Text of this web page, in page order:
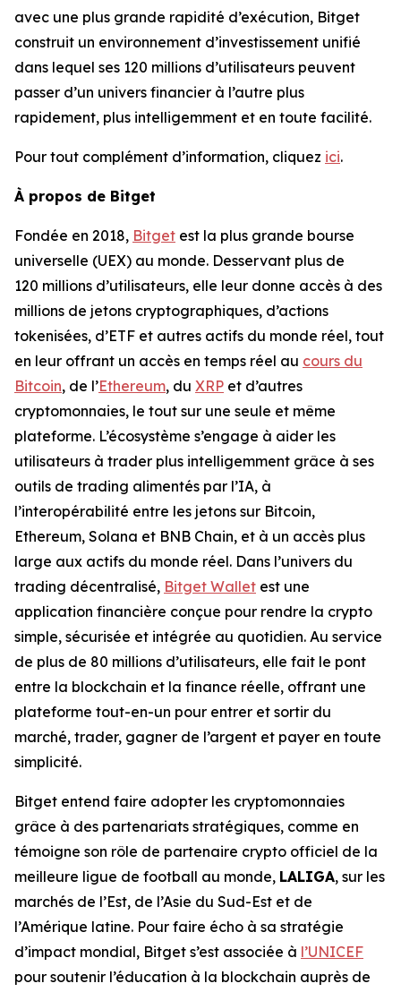
avec une plus grande rapidité d’exécution, Bitget
construit un environnement d’investissement unifié
dans lequel ses 120 millions d’utilisateurs peuvent
passer d’un univers financier à l’autre plus
rapidement, plus intelligemment et en toute facilité.
Pour tout complément d’information, cliquez ici.
À propos de Bitget
Fondée en 2018, Bitget est la plus grande bourse
universelle (UEX) au monde. Desservant plus de
120 millions d’utilisateurs, elle leur donne accès à des
millions de jetons cryptographiques, d’actions
tokenisées, d’ETF et autres actifs du monde réel, tout
en leur offrant un accès en temps réel au cours du
Bitcoin, de l’Ethereum, du XRP et d’autres
cryptomonnaies, le tout sur une seule et même
plateforme. L’écosystème s’engage à aider les
utilisateurs à trader plus intelligemment grâce à ses
outils de trading alimentés par l’IA, à
l’interopérabilité entre les jetons sur Bitcoin,
Ethereum, Solana et BNB Chain, et à un accès plus
large aux actifs du monde réel. Dans l’univers du
trading décentralisé, Bitget Wallet est une
application financière conçue pour rendre la crypto
simple, sécurisée et intégrée au quotidien. Au service
de plus de 80 millions d’utilisateurs, elle fait le pont
entre la blockchain et la finance réelle, offrant une
plateforme tout-en-un pour entrer et sortir du
marché, trader, gagner de l’argent et payer en toute
simplicité.
Bitget entend faire adopter les cryptomonnaies
grâce à des partenariats stratégiques, comme en
témoigne son rôle de partenaire crypto officiel de la
meilleure ligue de football au monde, LALIGA, sur les
marchés de l’Est, de l’Asie du Sud-Est et de
l’Amérique latine. Pour faire écho à sa stratégie
d’impact mondial, Bitget s’est associée à l’UNICEF
pour soutenir l’éducation à la blockchain auprès de